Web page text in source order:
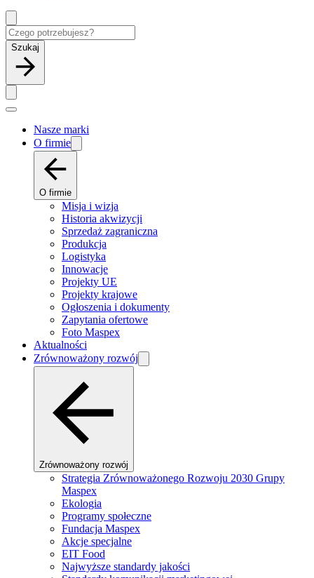
Szukaj
Nasze marki
O firmie
O firmie
Misja i wizja
Historia akwizycji
Sprzedaż zagraniczna
Produkcja
Logistyka
Innowacje
Projekty UE
Projekty krajowe
Ogłoszenia i dokumenty
Zapytania ofertowe
Foto Maspex
Aktualności
Zrównoważony rozwój
Zrównoważony rozwój
Strategia Zrównoważonego Rozwoju 2030 Grupy
Maspex
Ekologia
Programy społeczne
Fundacja Maspex
Akcje specjalne
EIT Food
Najwyższe standardy jakości